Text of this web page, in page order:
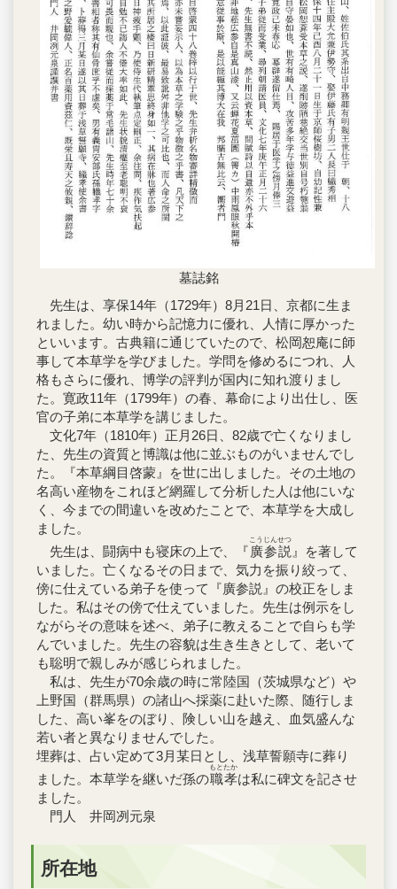
墓誌銘
先生は、享保14年（1729年）8月21日、京都に生ま
れました。幼い時から記憶力に優れ、人情に厚かった
といいます。古典籍に通じていたので、松岡恕庵に師
事して本草学を学びました。学問を修めるにつれ、人
格もさらに優れ、博学の評判が国内に知れ渡りまし
た。寛政11年（1799年）の春、幕命により出仕し、医
官の子弟に本草学を講じました。
文化7年（1810年）正月26日、82歳で亡くなりまし
た、先生の資質と博識は他に並ぶものがいませんでし
た。『本草綱目啓蒙』を世に出しました。その土地の
名高い産物をこれほど網羅して分析した人は他にいな
く、今までの間違いを改めたことで、本草学を大成し
ました。
先生は、闘病中も寝床の上で、『 廣参説
こうじんせつ
』を著して
いました。亡くなるその日まで、気力を振り絞って、
傍に仕えている弟子を使って『廣参説』の校正をしま
した。私はその傍で仕えていました。先生は例示をし
ながらその意味を述べ、弟子に教えることで自らも学
んでいました。先生の容貌は生き生きとして、老いて
も聡明で親しみが感じられました。
私は、先生が70余歳の時に常陸国（茨城県など）や
上野国（群馬県）の諸山へ採薬に赴いた際、随行しま
した、高い峯をのぼり、険しい山を越え、血気盛んな
若い者と異なりませんでした。
埋葬は、占い定めて3月某日とし、浅草誓願寺に葬り
ました。本草学を継いだ孫の職孝
もとたか
は私に碑文を記させ
ました。
門人 井岡冽元泉
所在地